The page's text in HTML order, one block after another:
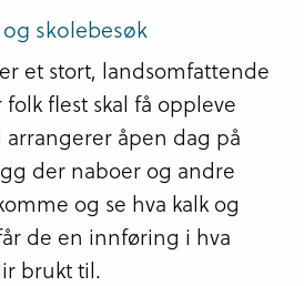
skolebesøk
et stort, landsomfattende
flest skal få oppleve
arrangerer åpen dag på
der naboer og andre
og se hva kalk og
de en innføring i hva
brukt til.